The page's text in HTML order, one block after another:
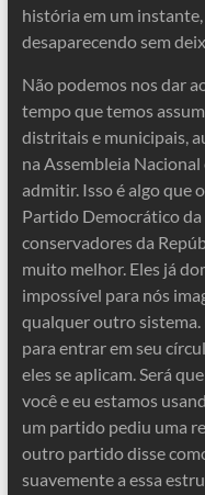
história em um
desaparecendo sem
Não podemos nos dar
tempo que temos
distritais e municipais,
na Assembleia
admitir. Isso é algo que
Partido Democrático
conservadores da
muito melhor. Eles já
impossível para nós
qualquer outro sistema.
para entrar em seu
eles se aplicam. Será
você e eu estamos
um partido pediu uma
outro partido disse
suavemente a essa